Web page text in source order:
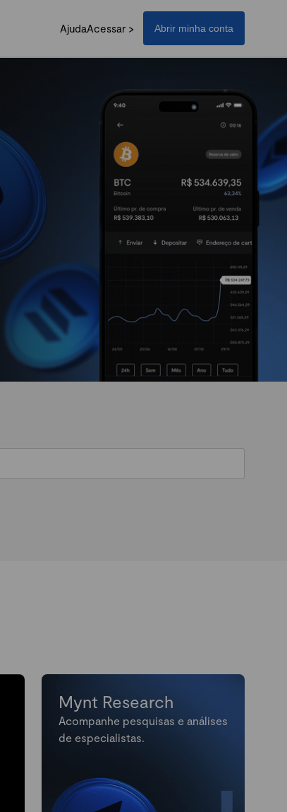
AjudaAcessar > Abrir minha conta
Mynt Research
Acompanhe pesquisas e análises
de especialistas.